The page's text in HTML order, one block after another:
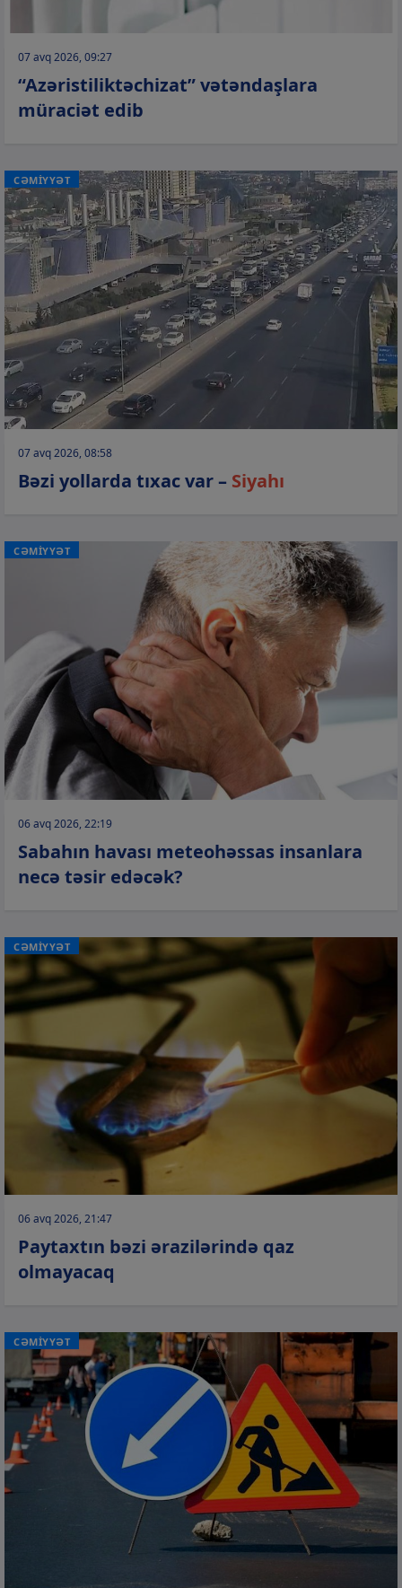
07 avq 2026, 09:27
“Azəristiliktəchizat” vətəndaşlara
müraciət edib
CƏMİYYƏT
07 avq 2026, 08:58
Bəzi yollarda tıxac var – Siyahı
CƏMİYYƏT
06 avq 2026, 22:19
Sabahın havası meteohəssas insanlara
necə təsir edəcək?
CƏMİYYƏT
06 avq 2026, 21:47
Paytaxtın bəzi ərazilərində qaz
olmayacaq
CƏMİYYƏT